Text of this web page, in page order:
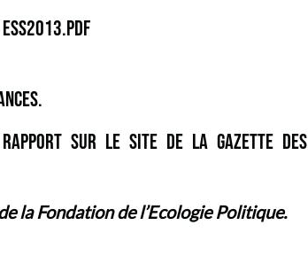
ESS2013.PDF
.
RAPPORT SUR LESITE DE LA GAZETTE DES
la Fondation de l’Ecologie Politique.